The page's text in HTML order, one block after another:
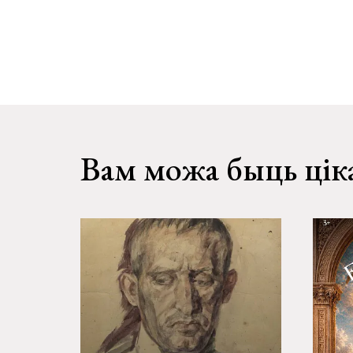
Вам можа быць